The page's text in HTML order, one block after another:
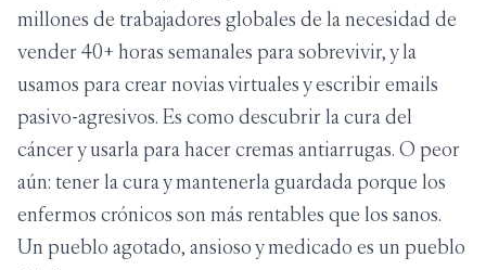
millones de trabajadores globales de la necesidad de
vender 40+ horas semanales para sobrevivir, y la
usamos para crear novias virtuales y escribir emails
pasivo-agresivos. Es como descubrir la cura del
cáncer y usarla para hacer cremas antiarrugas. O peor
aún: tener la cura y mantenerla guardada porque los
enfermos crónicos son más rentables que los sanos.
Un pueblo agotado, ansioso y medicado es un pueblo